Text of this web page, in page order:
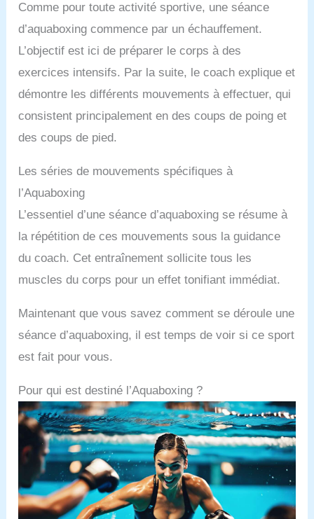
Comme pour toute activité sportive, une séance
d’aquaboxing commence par un échauffement.
L’objectif est ici de préparer le corps à des
exercices intensifs. Par la suite, le coach explique et
démontre les différents mouvements à effectuer, qui
consistent principalement en des coups de poing et
des coups de pied.
Les séries de mouvements spécifiques à
l’Aquaboxing
L’essentiel d’une séance d’aquaboxing se résume à
la répétition de ces mouvements sous la guidance
du coach. Cet entraînement sollicite tous les
muscles du corps pour un effet tonifiant immédiat.
Maintenant que vous savez comment se déroule une
séance d’aquaboxing, il est temps de voir si ce sport
est fait pour vous.
Pour qui est destiné l’Aquaboxing ?